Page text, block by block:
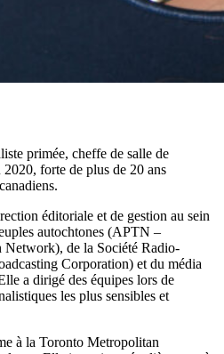
primée, cheffe de salle de
forte de plus de 20 ans
éditoriale et de gestion au sein
autochtones (APTN –
de la Société Radio-
Corporation) et du média
a dirigé des équipes lors de
les plus sensibles et
à la Toronto Metropolitan